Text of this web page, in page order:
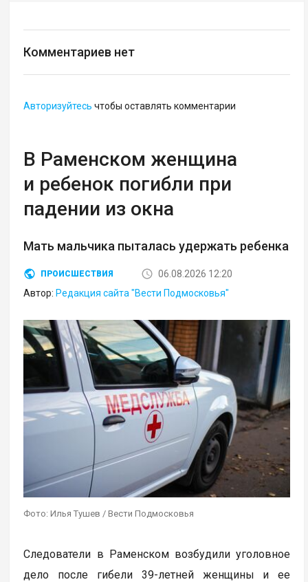
Комментариев нет
Авторизуйтесь чтобы оставлять комментарии
В Раменском женщина
и ребенок погибли при
падении из окна
Мать мальчика пыталась удержать ребенка
ПРОИСШЕСТВИЯ
06.08.2026 12:20
Автор: Редакция сайта "Вести Подмосковья"
Фото: Илья Тушев / Вести Подмосковья
Следователи в Раменском возбудили уголовное
дело после гибели 39-летней женщины и ее